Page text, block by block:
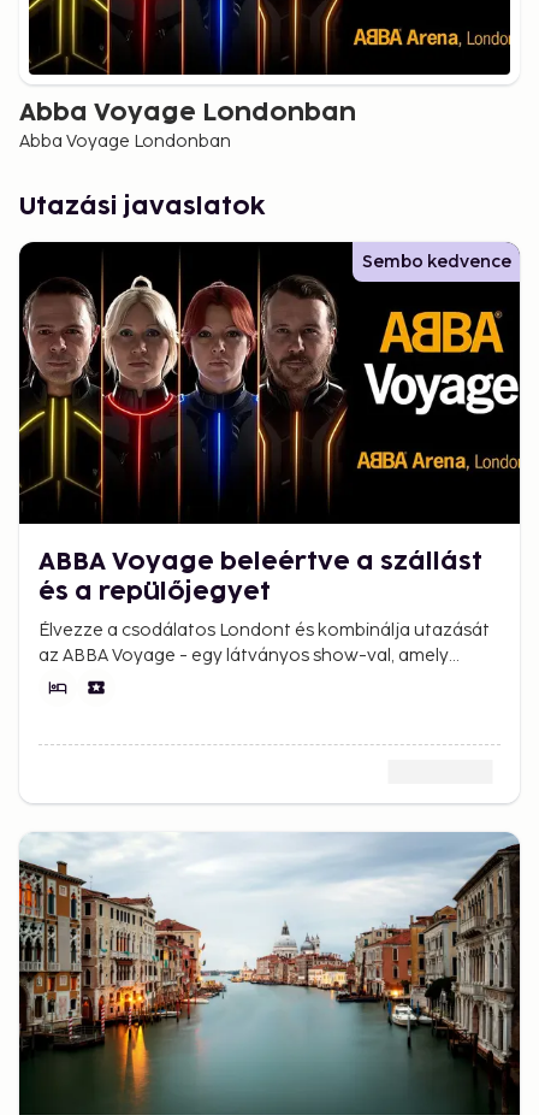
Abba Voyage Londonban
Abba Voyage Londonban
Utazási javaslatok
Sembo kedvence
ABBA Voyage beleértve a szállást
és a repülőjegyet
Élvezze a csodálatos Londont és kombinálja utazását
az ABBA Voyage - egy látványos show-val, amely
forradalmi technológiát használ.